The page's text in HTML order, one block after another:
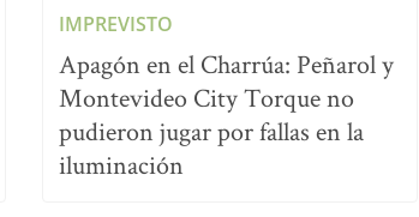
IMPREVISTO
Apagón en el Charrúa: Peñarol y
Montevideo City Torque no
pudieron jugar por fallas en la
iluminación